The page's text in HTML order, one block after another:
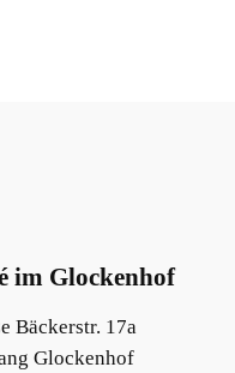
im Glockenhof
Bäckerstr. 17a
Glockenhof